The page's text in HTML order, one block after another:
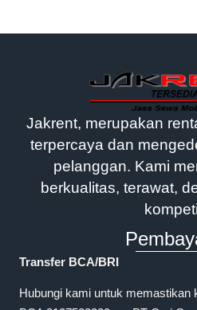
Jakrent, merupakan
terpercaya dan
pelanggan. Kami
berkualitas, terawat,
Transfer BCA/BRI
Hubungi kami untuk memastikan